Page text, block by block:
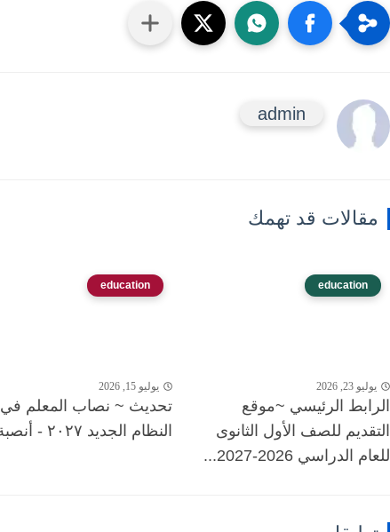
admin
مقالات قد تهمك
education
يوليو 23, 2026
الرابط الرئيسي ~موقع
التقديم للصف الأول الثانوى
للعام الدراسي 2026-2027...
education
يوليو 15, 2026
تحديث ~ نصاب المعلم في
النظام الجديد ٢٠٢٧ - أنصبة...